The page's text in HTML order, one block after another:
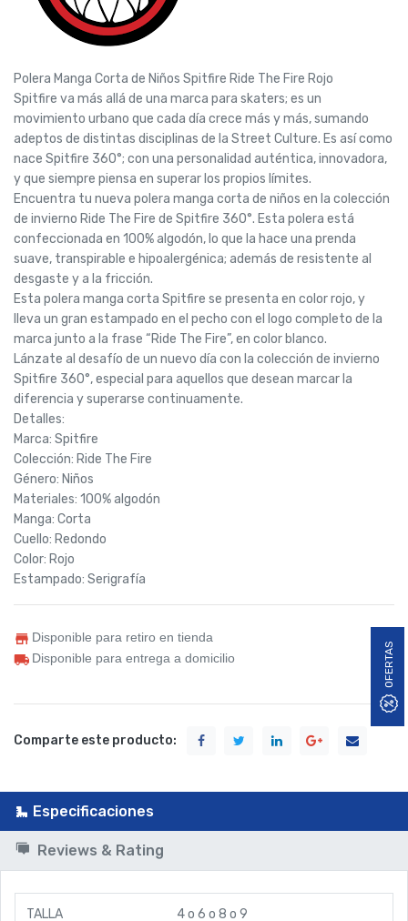
OFERTAS
Polera Manga Corta de Niños Spitfire Ride The Fire Rojo
Spitfire va más allá de una marca para skaters; es un
movimiento urbano que cada día crece más y más, sumando
adeptos de distintas disciplinas de la Street Culture. Es así como
nace Spitfire 360°; con una personalidad auténtica, innovadora,
y que siempre piensa en superar los propios límites.
Encuentra tu nueva polera manga corta de niños en la colección
de invierno Ride The Fire de Spitfire 360°. Esta polera está
confeccionada en 100% algodón, lo que la hace una prenda
suave, transpirable e hipoalergénica; además de resistente al
desgaste y a la fricción.
Esta polera manga corta Spitfire se presenta en color rojo, y
lleva un gran estampado en el pecho con el logo completo de la
marca junto a la frase “Ride The Fire”, en color blanco.
Lánzate al desafío de un nuevo día con la colección de invierno
Spitfire 360°, especial para aquellos que desean marcar la
diferencia y superarse continuamente.
Detalles:
Marca: Spitfire
Colección: Ride The Fire
Género: Niños
Materiales: 100% algodón
Manga: Corta
Cuello: Redondo
Color: Rojo
Estampado: Serigrafía
Disponible para retiro en tienda
Disponible para entrega a domicilio
Comparte este producto:
Especificaciones
Reviews & Rating
TALLA 4o 6 o 8 o 9